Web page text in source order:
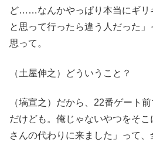
ど……なんかやっぱり本当にギリ
と思って行ったら違う人だった
思って。
（土屋伸之）どういうこと？
（塙宣之）だから、22番ゲート
だけども。俺じゃないやつをそ
さんの代わりに来ました」って